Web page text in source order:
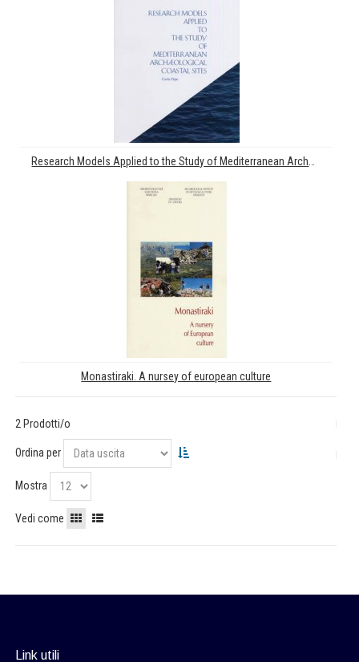
Monastiraki. A nursey of european culture
2 Prodotti/o
Ordina per
Mostra
Vedi come
Link utili